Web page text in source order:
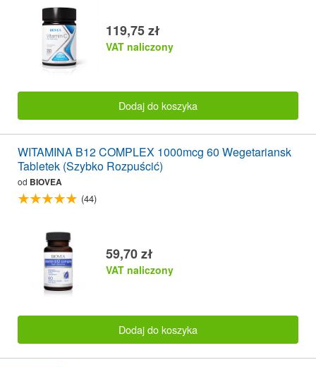
119,75 zł
VAT naliczony
Dodaj do koszyka
WITAMINA B12 COMPLEX 1000mcg 60 Wegetariansk
Tabletek (Szybko Rozpuścić)
od BIOVEA
(44)
59,70 zł
VAT naliczony
Dodaj do koszyka